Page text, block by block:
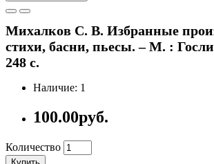
Михалков С. В. Избранные
стихи, басни, пьесы. – М. :
248 с.
Наличие: 1
100.00руб.
Количество